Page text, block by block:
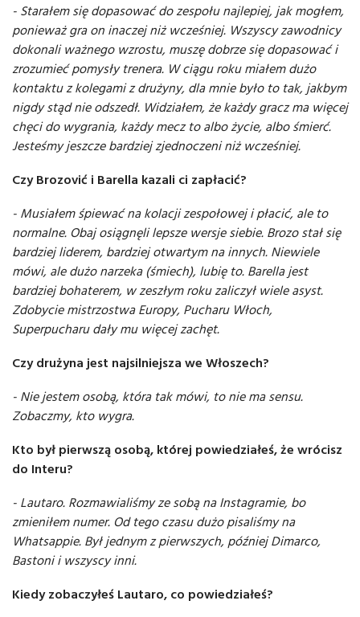
- Starałem się dopasować do zespołu najlepiej, jak mogłem,
ponieważ gra on inaczej niż wcześniej. Wszyscy zawodnicy
dokonali ważnego wzrostu, muszę dobrze się dopasować i
zrozumieć pomysły trenera. W ciągu roku miałem dużo
kontaktu z kolegami z drużyny, dla mnie było to tak, jakbym
nigdy stąd nie odszedł. Widziałem, że każdy gracz ma więcej
chęci do wygrania, każdy mecz to albo życie, albo śmierć.
Jesteśmy jeszcze bardziej zjednoczeni niż wcześniej.
Czy Brozović i Barella kazali ci zapłacić?
- Musiałem śpiewać na kolacji zespołowej i płacić, ale to
normalne. Obaj osiągnęli lepsze wersje siebie. Brozo stał się
bardziej liderem, bardziej otwartym na innych. Niewiele
mówi, ale dużo narzeka (śmiech), lubię to. Barella jest
bardziej bohaterem, w zeszłym roku zaliczył wiele asyst.
Zdobycie mistrzostwa Europy, Pucharu Włoch,
Superpucharu dały mu więcej zachęt.
Czy drużyna jest najsilniejsza we Włoszech?
- Nie jestem osobą, która tak mówi, to nie ma sensu.
Zobaczmy, kto wygra.
Kto był pierwszą osobą, której powiedziałeś, że wrócisz
do Interu?
- Lautaro. Rozmawialiśmy ze sobą na Instagramie, bo
zmieniłem numer. Od tego czasu dużo pisaliśmy na
Whatsappie. Był jednym z pierwszych, później Dimarco,
Bastoni i wszyscy inni.
Kiedy zobaczyłeś Lautaro, co powiedziałeś?